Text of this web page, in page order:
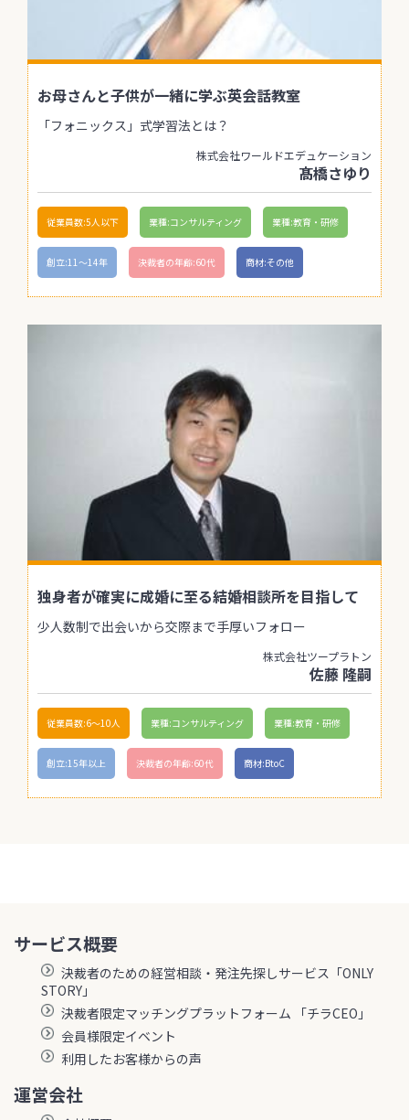
お母さんと子供が一緒に学ぶ英会話教室
「フォニックス」式学習法とは？
株式会社ワールドエデュケーション
髙橋さゆり
従業員数:5人以下 業種:コンサルティング 業種:教育・研修
創立:11〜14年 決裁者の年齢:60代 商材:その他
独身者が確実に成婚に至る結婚相談所を目指して
少人数制で出会いから交際まで手厚いフォロー
株式会社ツープラトン
佐藤 隆嗣
従業員数:6～10人 業種:コンサルティング 業種:教育・研修
創立:15年以上 決裁者の年齢:60代 商材:BtoC
サービス概要
決裁者のための経営相談・発注先探しサービス「ONLY
STORY」
決裁者限定マッチングプラットフォーム 「チラCEO」
会員様限定イベント
利用したお客様からの声
運営会社